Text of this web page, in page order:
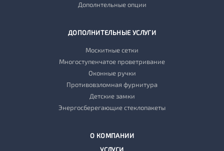
Дополнтельные опции
ДОПОЛНИТЕЛЬНЫЕ УСЛУГИ
Москитные сетки
Многоступенчатое проветривание
Оконные ручки
Противовзломная фурнитура
Детские замки
Энергосберегающие стеклопакеты
О КОМПАНИИ